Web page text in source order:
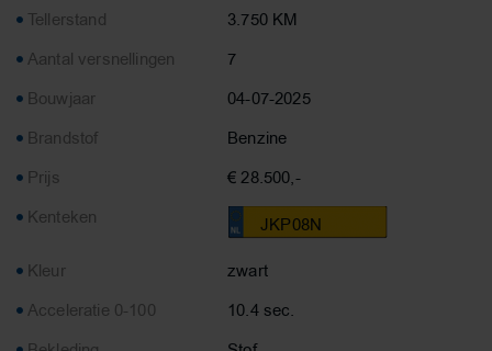
Tellerstand
3.750 KM
Aantal versnellingen
7
Bouwjaar
04-07-2025
Brandstof
Benzine
Prijs
€ 28.500,-
Kenteken
JKP08N
Kleur
zwart
Acceleratie 0-100
10.4 sec.